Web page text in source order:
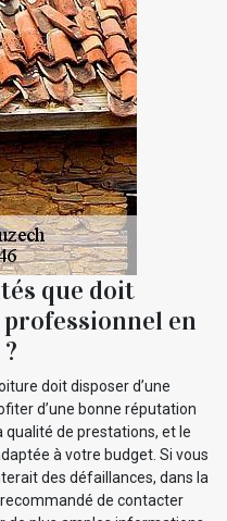
que doit
en
doit disposer d’une
d’une bonne réputation
qualité de prestations, et le
à votre budget. Si vous
des défaillances, dans la
de contacter